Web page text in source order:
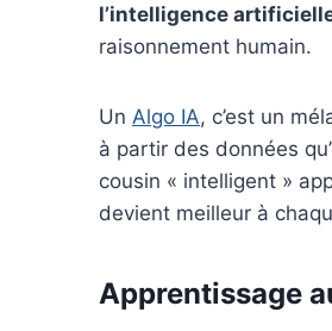
l’intelligence
raisonnement humain.
Un Algo IA, c’est un
à partir des données
cousin « intelligent »
devient meilleur à
Apprentissage